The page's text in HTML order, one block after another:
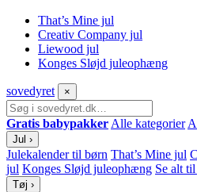
That’s Mine jul
Creativ Company jul
Liewood jul
Konges Sløjd juleophæng
sovedyret ×
Gratis babypakker Alle kategorier
Jul ›
Julekalender til børn That’s Mine jul
jul Konges Sløjd juleophæng Se alt
Tøj ›